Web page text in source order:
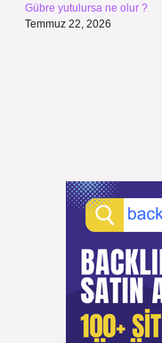
Gübre yutulursa ne olur ?
Temmuz 22, 2026